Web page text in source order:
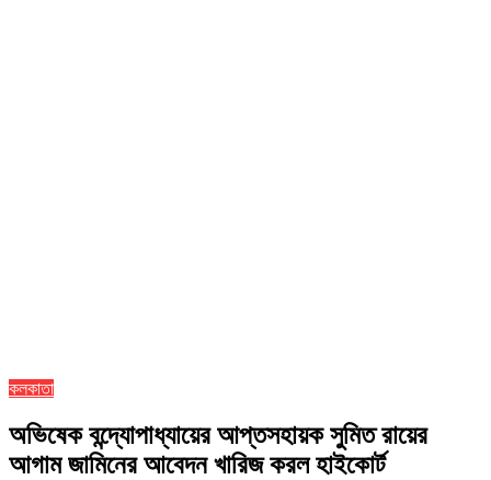
কলকাতা
অভিষেক বন্দ্যোপাধ্যায়ের আপ্তসহায়ক সুমিত রায়ের
আগাম জামিনের আবেদন খারিজ করল হাইকোর্ট